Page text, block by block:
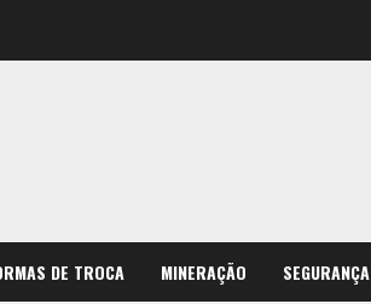
DE TROCA MINERAÇÃO SEGURANÇA